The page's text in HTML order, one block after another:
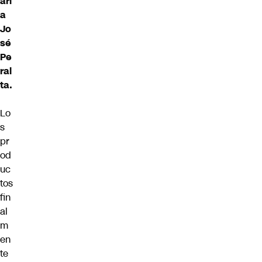
a
Jo
sé
Pe
ral
ta.
Lo
s
pr
od
uc
tos
fin
al
m
en
te